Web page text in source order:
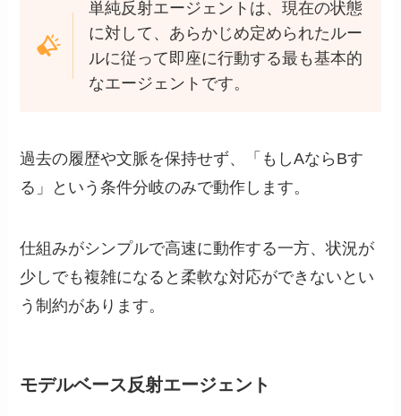
単純反射エージェントは、現在の状態
に対して、あらかじめ定められたルー
ルに従って即座に行動する最も基本的
なエージェントです。
過去の履歴や文脈を保持せず、「もしAならBす
る」という条件分岐のみで動作します。
仕組みがシンプルで高速に動作する一方、状況が
少しでも複雑になると柔軟な対応ができないとい
う制約があります。
モデルベース反射エージェント